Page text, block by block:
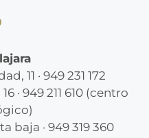
11 · 949 231 172
· 949 211 610 (centro
baja · 949 319 360